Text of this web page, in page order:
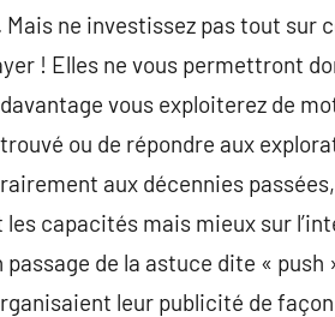
ne investissez pas tout sur
! Elles ne vous permettront
vous exploiterez de
ou de répondre aux
aux décennies
capacités mais mieux sur
de la astuce dite « push
leur publicité de façon